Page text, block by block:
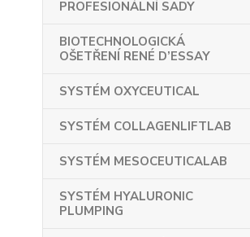
PROFESIONÁLNÍ SADY
BIOTECHNOLOGICKÁ
OŠETŘENÍ RENÉ D’ESSAY
SYSTÉM OXYCEUTICAL
SYSTÉM COLLAGENLIFTLAB
SYSTÉM MESOCEUTICALAB
SYSTÉM HYALURONIC
PLUMPING